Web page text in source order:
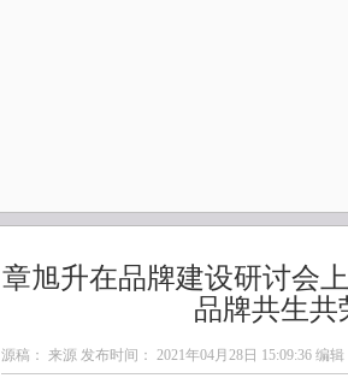
章旭升在品牌建设研讨会
品牌共生共
源稿： 来源 发布时间： 2021年04月28日 15:09:36 编辑